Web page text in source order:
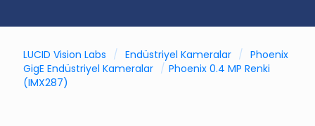
LUCID Vision Labs / Endüstriyel Kameralar / Phoenix
GigE Endüstriyel Kameralar / Phoenix 0.4 MP Renki
(IMX287)